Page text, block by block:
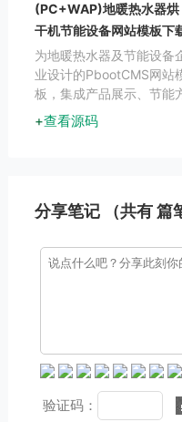
(PC+WAP)地暖热水器烘
干机节能设备网站模板下
为地暖热水器及节能设备
业设计的PbootCMS网站
板，集成产品展示、节能
案介绍、技术参数说明等专
业模块。采用PC与移动端
查看源码
分享笔记 （共有篇
验证码：